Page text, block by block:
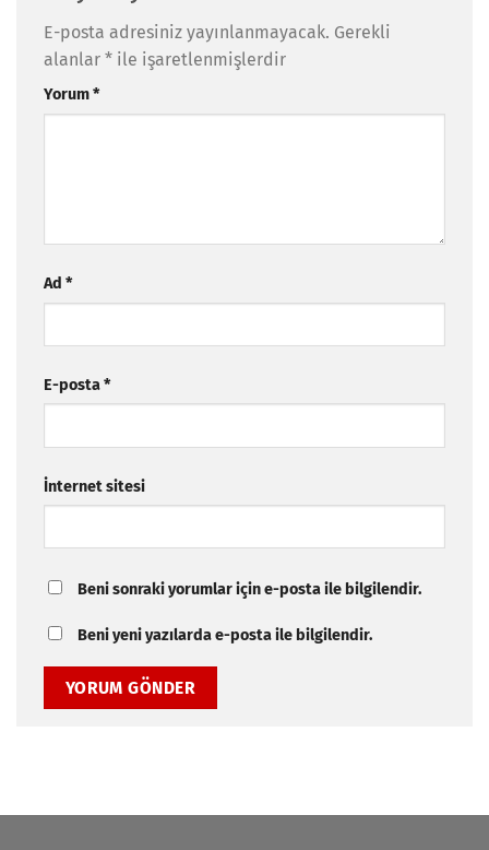
E-posta adresiniz yayınlanmayacak. Gerekli
alanlar * ile işaretlenmişlerdir
Yorum*
Ad *
E-posta*
İnternet sitesi
Beni sonraki yorumlar için e-posta ile bilgilendir.
Beni yeni yazılarda e-posta ile bilgilendir.